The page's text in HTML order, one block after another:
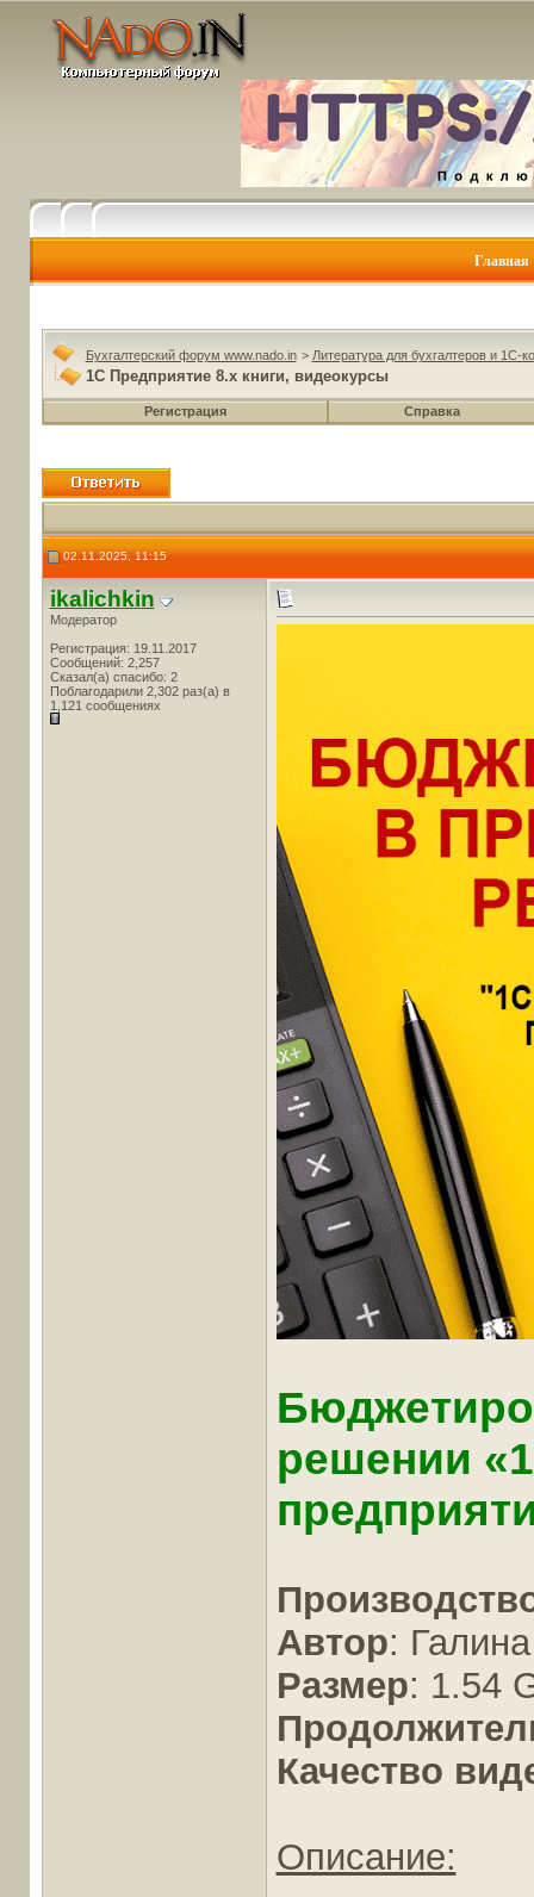
Главная
Бухгалтерский форум www.nado.in > Литература для бухгалтеров и 1С-
1С Предприятие 8.х книги, видеокурсы
Регистрация Справка
02.11.2025, 11:15
ikalichkin
Модератор
Регистрация: 19.11.2017
Сообщений: 2,257
Сказал(а) спасибо: 2
Поблагодарили 2,302 раз(а) в
1,121 сообщениях
решении
Автор:
Размер: 1.54
Качество
Описание: